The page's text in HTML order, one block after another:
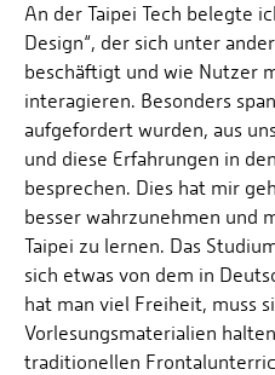
An der Taipei Tech belegte
Design“, der sich unter
beschäftigt und wie Nutzer
interagieren. Besonders
aufgefordert wurden, aus
und diese Erfahrungen in
besprechen. Dies hat mir
besser wahrzunehmen und
Taipei zu lernen. Das
sich etwas von dem in
hat man viel Freiheit, muss
Vorlesungsmaterialien
traditionellen